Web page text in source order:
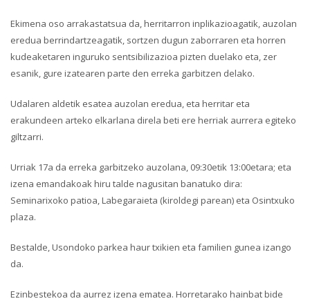
Ekimena oso arrakastatsua da, herritarron inplikazioagatik, auzolan
eredua berrindartzeagatik, sortzen dugun zaborraren eta horren
kudeaketaren inguruko sentsibilizazioa pizten duelako eta, zer
esanik, gure izatearen parte den erreka garbitzen delako.
Udalaren aldetik esatea auzolan eredua, eta herritar eta
erakundeen arteko elkarlana direla beti ere herriak aurrera egiteko
giltzarri.
Urriak 17a da erreka garbitzeko auzolana, 09:30etik 13:00etara; eta
izena emandakoak hiru talde nagusitan banatuko dira:
Seminarixoko patioa, Labegaraieta (kiroldegi parean) eta Osintxuko
plaza.
Bestalde, Usondoko parkea haur txikien eta familien gunea izango
da.
Ezinbestekoa da aurrez izena ematea. Horretarako hainbat bide